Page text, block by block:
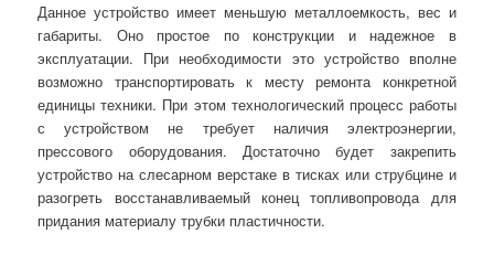
Данное устройство имеет меньшую металлоемкость, вес и
габариты. Оно простое по конструкции и надежное в
эксплуатации. При необходимости это устройство вполне
возможно транспортировать к месту ремонта конкретной
единицы техники. При этом технологический процесс работы
с устройством не требует наличия электроэнергии,
прессового оборудования. Достаточно будет закрепить
устройство на слесарном верстаке в тисках или струбцине и
разогреть восстанавливаемый конец топливопровода для
придания материалу трубки пластичности.